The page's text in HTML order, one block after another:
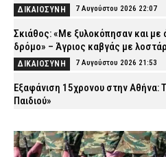
ΔΙΚΑΙΟΣΥΝΗ 7 Αυγούστου 2026 22:07
Σκιάθος: «Με ξυλοκόπησαν και
δρόμο» – Άγριος καβγάς με
ΔΙΚΑΙΟΣΥΝΗ 7 Αυγούστου 2026 21:53
Εξαφάνιση 15χρονου στην Αθήνα:
Παιδιού»
Συνελήφθησαν σε Καβάλα και